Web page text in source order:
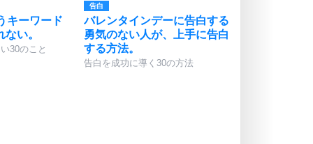
キーワード
い。
30のこと
告白
バレンタインデーに告白する
勇気のない人が、上手に告白
する方法。
告白を成功に導く30の方法